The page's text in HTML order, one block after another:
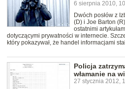
6 sierpnia 2010,
Dwóch posłów z
(D) i Joe Barton
ostatnimi
dotyczącymi prywatności w internecie.
który pokazywał, że handel informacjami
Policja
włamanie na
27 stycznia 2012,